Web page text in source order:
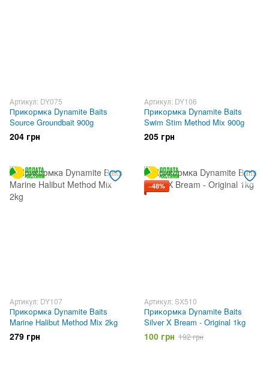
Артикул: DY075
Прикормка Dynamite Baits
Source Groundbait 900g
204 грн
Артикул: DY106
Прикормка Dynamite Baits
Swim Stim Method Mix 900g
205 грн
Артикул: DY107
Прикормка Dynamite Baits
Marine Halibut Method Mix 2kg
279 грн
−48%
Артикул: SX510
Прикормка Dynamite Baits
Silver X Bream - Original 1kg
100 грн 192 грн